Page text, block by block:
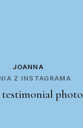
JOANNA
Z INSTAGRAMA